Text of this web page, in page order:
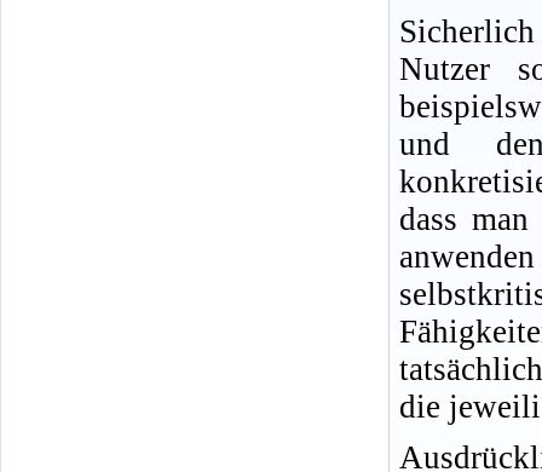
Nutzer
und
dass
die